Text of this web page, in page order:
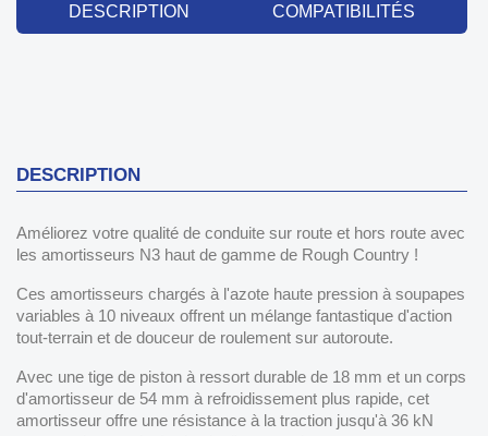
DESCRIPTION COMPATIBILITÉS
DESCRIPTION
Améliorez votre qualité de conduite sur route et hors route avec
les amortisseurs N3 haut de gamme de Rough Country !
Ces amortisseurs chargés à l'azote haute pression à soupapes
variables à 10 niveaux offrent un mélange fantastique d'action
tout-terrain et de douceur de roulement sur autoroute.
Avec une tige de piston à ressort durable de 18 mm et un corps
d'amortisseur de 54 mm à refroidissement plus rapide, cet
amortisseur offre une résistance à la traction jusqu'à 36 kN